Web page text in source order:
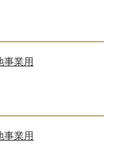
事業用
事業用